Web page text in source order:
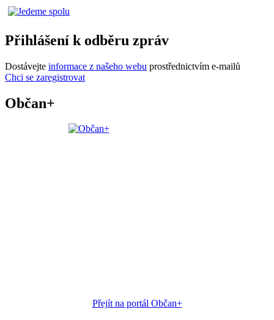
Přihlášení k odběru zpráv
Dostávejte informace z našeho webu prostřednictvím e-mailů
Chci se zaregistrovat
Občan+
Přejít na portál Občan+